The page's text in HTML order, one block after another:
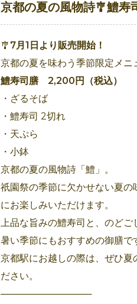
京都の夏の風物詩🎐鱧寿
🎐 7月1日より販売開始！
京都の夏を味わう季節限定メニ
鱧寿司膳 2,200円（税込）
・ざるそば
・鱧寿司 2切れ
・天ぷら
・小鉢
京都の夏の風物詩「鱧」。
祇園祭の季節に欠かせない夏
にお楽しみいただけます。
上品な旨みの鱧寿司と、のどご
暑い季節にもおすすめの御膳で
京都駅にお越しの際は、ぜひ夏
ださい。
──────────────